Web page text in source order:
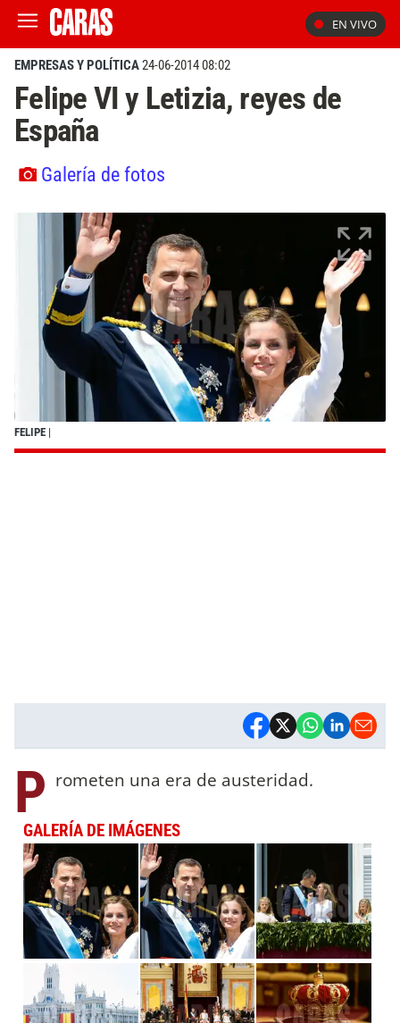
EN VIVO
EMPRESAS Y POLÍTICA24-06-2014 08:02
Felipe VI y Letizia, reyes de
España
Galería de fotos
FELIPE |
P rometen una era de austeridad.
GALERÍA DE IMÁGENES